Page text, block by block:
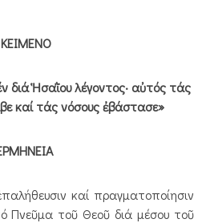
ΚΕΙΜΕΝΟ
Ἡσαῒου λέγοντος· αὐτός τάς
καί τάς νόσους ἐβάστασε»
καί πραγματοποίησιν
Πνεῦμα τοῦ Θεοῦ διά μέσου τοῦ